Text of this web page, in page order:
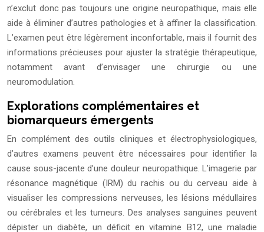
n’exclut donc pas toujours une origine neuropathique, mais elle
aide à éliminer d’autres pathologies et à affiner la classification.
L’examen peut être légèrement inconfortable, mais il fournit des
informations précieuses pour ajuster la stratégie thérapeutique,
notamment avant d’envisager une chirurgie ou une
neuromodulation.
Explorations complémentaires et
biomarqueurs émergents
En complément des outils cliniques et électrophysiologiques,
d’autres examens peuvent être nécessaires pour identifier la
cause sous-jacente d’une douleur neuropathique. L’imagerie par
résonance magnétique (IRM) du rachis ou du cerveau aide à
visualiser les compressions nerveuses, les lésions médullaires
ou cérébrales et les tumeurs. Des analyses sanguines peuvent
dépister un diabète, un déficit en vitamine B12, une maladie